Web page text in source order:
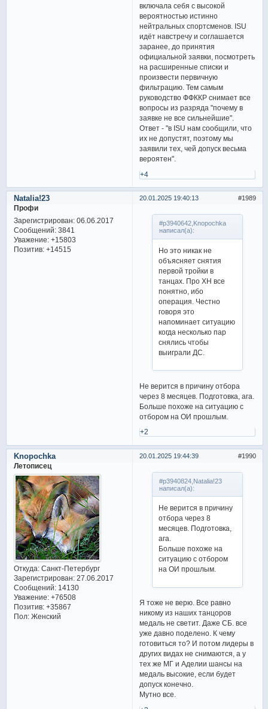
включала себя с высокой
вероятностью истинно
нейтральных спортсменов. ISU
идёт навстречу и соглашается
заранее, до принятия
официальной заявки, посмотреть
на расширенные списки и
произвести первичную
фильтрацию. Тем самым
руководство ФФККР снимает все
вопросы из разряда "почему в
заявке не все сильнейшие".
Ответ - "в ISU нам сообщили, что
их не допустят, поэтому мы
заявили тех, чей допуск весьма
вероятен".
+4
1989
20.01.2025 19:40:13
Natalia!23
Профи
Зарегистрирован: 06.06.2017
Сообщений:3841
Уважение: +15803
Позитив: +14515
#p3940642,Knopochka
написал(а):
Но это никак не
объясняет снятия
первой тройки в
танцах. Про ХН все
понятно, ибо
операция. Честно
говоря это
напоминает ситуацию
когда несколько пар
снялись чтобы
выиграли ДС.
Не верится в причину отбора
через 8 месяцев. Подготовка, ага.
Больше похоже на ситуацию с
отбором на ОИ прошлым.
+2
1990
20.01.2025 19:44:39
Knopochka
Летописец
Откуда:Санкт-Петербург
Зарегистрирован: 27.06.2017
Сообщений:14130
Уважение: +76508
Позитив: +35867
Пол:Женский
#p3940824,Natalia!23
написал(а):
Не верится в причину
отбора через 8
месяцев. Подготовка,
ага.
Больше похоже на
ситуацию с отбором
на ОИ прошлым.
Я тоже не верю. Все равно
никому из наших танцоров
медаль не светит. Даже СБ. все
уже давно поделено. К чему
готовиться то? И потом лидеры в
других видах не снимаются, а у
тех же МГ и Аделии шансы на
медаль высокие, если будет
допуск конечно.
Мутно все.